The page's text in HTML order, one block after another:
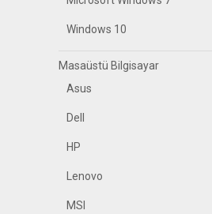
Windows 10
Masaüstü Bilgisayar
Asus
Dell
HP
Lenovo
MSI